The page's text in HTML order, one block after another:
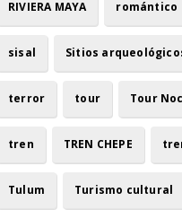
RIVIERA MAYA romántico
sisal Sitios
terror tour Tour
tren TREN CHEPE
Tulum Turismo cultural